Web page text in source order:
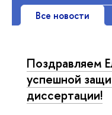
Все новости
Поздравляем
успешной
диссертации!